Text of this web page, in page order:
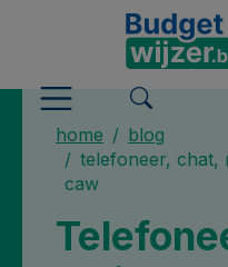
home
blog
telefoneer, chat,
caw